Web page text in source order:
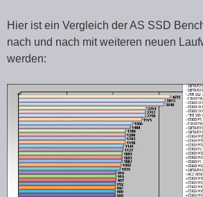
Hier ist ein Vergleich der AS SSD
nach und nach mit weiteren neuen
werden: